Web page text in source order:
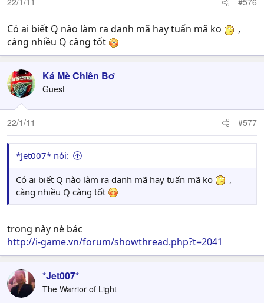
Có ai biết Q nào làm ra danh mã hay tuấn mã ko
,
càng nhiều Q càng tốt
Ká Mè Chiên Bơ
Guest
22/1/11 #577
*Jet007* nói:
Có ai biết Q nào làm ra danh mã hay tuấn mã ko
,
càng nhiều Q càng tốt
trong này nè bác
http://i-game.vn/forum/showthread.php?t=2041
*Jet007*
The Warrior of Light